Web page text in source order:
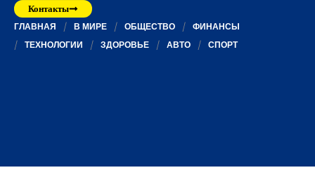
Контакты
ГЛАВНАЯ В МИРЕ ОБЩЕСТВО
ФИНАНСЫ
ТЕХНОЛОГИИ
ЗДОРОВЬЕ АВТО СПОРТ